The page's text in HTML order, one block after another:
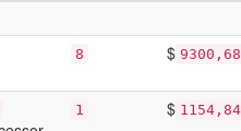
8 $ 9300,68
1 $ 1154,84